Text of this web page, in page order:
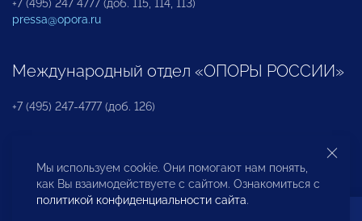
+7 (495) 247 4777 (доб. 115, 114, 113)
pressa@opora.ru
Международный отдел «ОПОРЫ РОССИИ»
+7 (495) 247-4777 (доб. 126)
Бюро по защите прав предпринимателей и
инвесторов
Мы используем cookie. Они помогают нам понять,
как Вы взаимодействуете с сайтом. Ознакомиться с
политикой конфиденциальности сайта.